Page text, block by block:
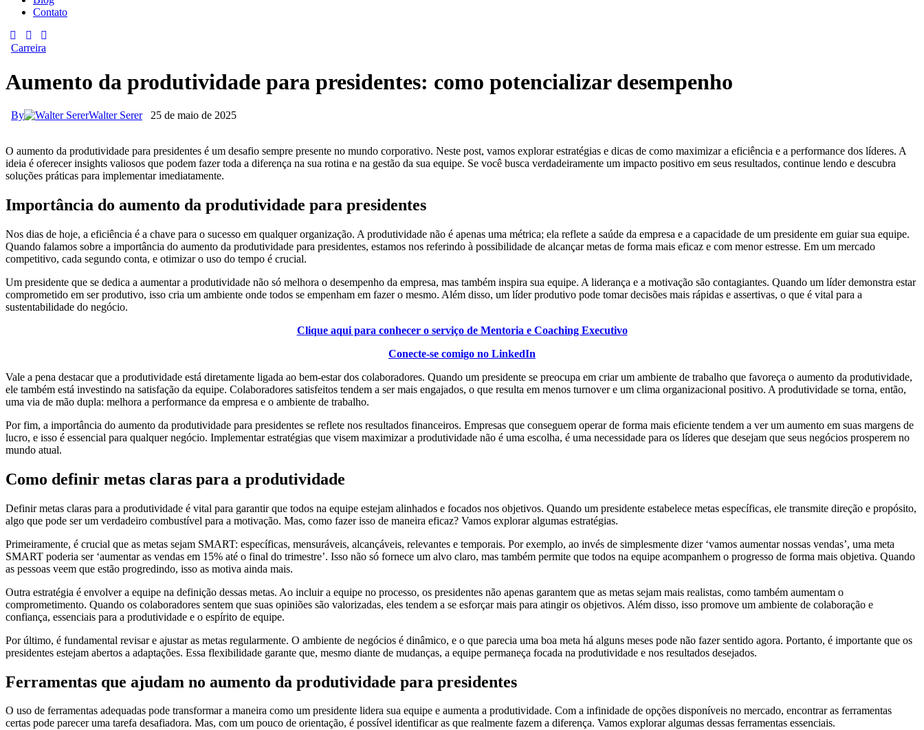
Contato
Carreira
Aumento da produtividade para presidentes: como potencializar desempenho
By Walter Serer 25 de maio de 2025
O aumento da produtividade para presidentes é um desafio sempre presente no mundo corporativo. Neste post, vamos explorar estratégias e dicas de como maximizar a eficiência e a performance dos líderes. A
ideia é oferecer insights valiosos que podem fazer toda a diferença na sua rotina e na gestão da sua equipe. Se você busca verdadeiramente um impacto positivo em seus resultados, continue lendo e descubra
soluções práticas para implementar imediatamente.
Importância do aumento da produtividade para presidentes
Nos dias de hoje, a eficiência é a chave para o sucesso em qualquer organização. A produtividade não é apenas uma métrica; ela reflete a saúde da empresa e a capacidade de um presidente em guiar sua equipe.
Quando falamos sobre a importância do aumento da produtividade para presidentes, estamos nos referindo à possibilidade de alcançar metas de forma mais eficaz e com menor estresse. Em um mercado
competitivo, cada segundo conta, e otimizar o uso do tempo é crucial.
Um presidente que se dedica a aumentar a produtividade não só melhora o desempenho da empresa, mas também inspira sua equipe. A liderança e a motivação são contagiantes. Quando um líder demonstra estar
comprometido em ser produtivo, isso cria um ambiente onde todos se empenham em fazer o mesmo. Além disso, um líder produtivo pode tomar decisões mais rápidas e assertivas, o que é vital para a
sustentabilidade do negócio.
Clique aqui para conhecer o serviço de Mentoria e Coaching Executivo
Conecte-se comigo no LinkedIn
Vale a pena destacar que a produtividade está diretamente ligada ao bem-estar dos colaboradores. Quando um presidente se preocupa em criar um ambiente de trabalho que favoreça o aumento da produtividade,
ele também está investindo na satisfação da equipe. Colaboradores satisfeitos tendem a ser mais engajados, o que resulta em menos turnover e um clima organizacional positivo. A produtividade se torna, então,
uma via de mão dupla: melhora a performance da empresa e o ambiente de trabalho.
Por fim, a importância do aumento da produtividade para presidentes se reflete nos resultados financeiros. Empresas que conseguem operar de forma mais eficiente tendem a ver um aumento em suas margens de
lucro, e isso é essencial para qualquer negócio. Implementar estratégias que visem maximizar a produtividade não é uma escolha, é uma necessidade para os líderes que desejam que seus negócios prosperem no
mundo atual.
Como definir metas claras para a produtividade
Definir metas claras para a produtividade é vital para garantir que todos na equipe estejam alinhados e focados nos objetivos. Quando um presidente estabelece metas específicas, ele transmite direção e propósito,
algo que pode ser um verdadeiro combustível para a motivação. Mas, como fazer isso de maneira eficaz? Vamos explorar algumas estratégias.
Primeiramente, é crucial que as metas sejam SMART: específicas, mensuráveis, alcançáveis, relevantes e temporais. Por exemplo, ao invés de simplesmente dizer ‘vamos aumentar nossas vendas’, uma meta
SMART poderia ser ‘aumentar as vendas em 15% até o final do trimestre’. Isso não só fornece um alvo claro, mas também permite que todos na equipe acompanhem o progresso de forma mais objetiva. Quando
as pessoas veem que estão progredindo, isso as motiva ainda mais.
Outra estratégia é envolver a equipe na definição dessas metas. Ao incluir a equipe no processo, os presidentes não apenas garantem que as metas sejam mais realistas, como também aumentam o
comprometimento. Quando os colaboradores sentem que suas opiniões são valorizadas, eles tendem a se esforçar mais para atingir os objetivos. Além disso, isso promove um ambiente de colaboração e
confiança, essenciais para a produtividade e o espírito de equipe.
Por último, é fundamental revisar e ajustar as metas regularmente. O ambiente de negócios é dinâmico, e o que parecia uma boa meta há alguns meses pode não fazer sentido agora. Portanto, é importante que os
presidentes estejam abertos a adaptações. Essa flexibilidade garante que, mesmo diante de mudanças, a equipe permaneça focada na produtividade e nos resultados desejados.
Ferramentas que ajudam no aumento da produtividade para presidentes
O uso de ferramentas adequadas pode transformar a maneira como um presidente lidera sua equipe e aumenta a produtividade. Com a infinidade de opções disponíveis no mercado, encontrar as ferramentas
certas pode parecer uma tarefa desafiadora. Mas, com um pouco de orientação, é possível identificar as que realmente fazem a diferença. Vamos explorar algumas dessas ferramentas essenciais.